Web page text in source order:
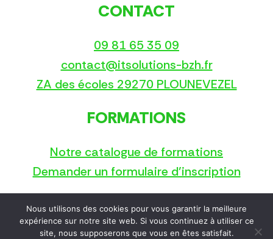
CONTACT
09 81 65 35 09
contact@itsolutions-bzh.fr
ZA des écoles 29270 PLOUNEVEZEL
FORMATIONS
Notre catalogue de formations
Demander un formulaire d’inscription
Copyright © 2025
Nous utilisons des cookies pour vous garantir la meilleure
expérience sur notre site web. Si vous continuez à utiliser ce
site, nous supposerons que vous en êtes satisfait.